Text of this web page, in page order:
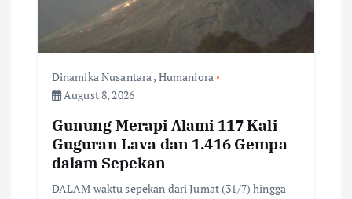
Dinamika Nusantara, Humaniora
August 8, 2026
Gunung Merapi Alami 117 Kali
Guguran Lava dan 1.416 Gempa
dalam Sepekan
DALAM waktu sepekan dari Jumat (31/7) hingga